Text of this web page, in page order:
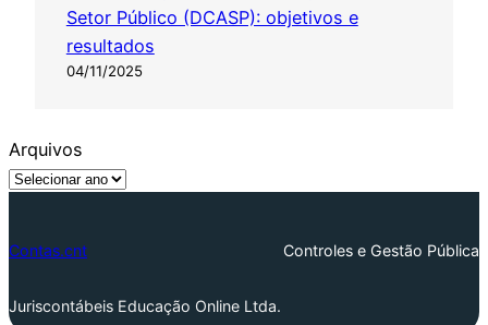
Setor Público (DCASP): objetivos e
resultados
04/11/2025
Arquivos
Contas.cnt Controles e Gestão Pública
Juriscontábeis Educação Online Ltda.